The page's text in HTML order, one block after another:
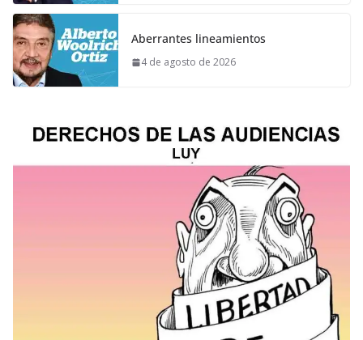
Aberrantes lineamientos
4 de agosto de 2026